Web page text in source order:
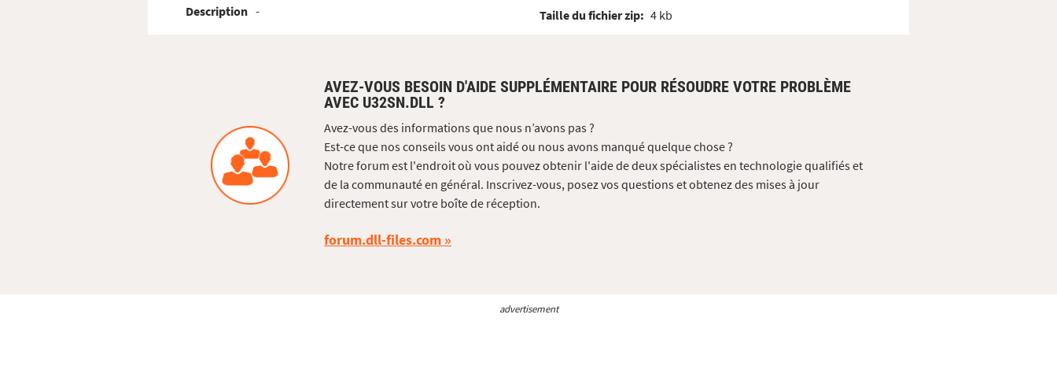
Description -
Taille du fichier zip: 4 kb
AVEZ-VOUS BESOIN D'AIDE SUPPLÉMENTAIRE POUR RÉSOUDRE VOTRE PROBLÈME
AVEC U32SN.DLL ?
Avez-vous des informations que nous n’avons pas ?
Est-ce que nos conseils vous ont aidé ou nous avons manqué quelque chose ?
Notre forum est l'endroit où vous pouvez obtenir l'aide de deux spécialistes en technologie qualifiés et
de la communauté en général. Inscrivez-vous, posez vos questions et obtenez des mises à jour
directement sur votre boîte de réception.
forum.dll-files.com
advertisement